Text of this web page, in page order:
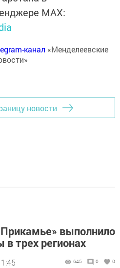
MАХ:
канал «Менделеевские
новости
выполнило
трех регионах
645 0 0